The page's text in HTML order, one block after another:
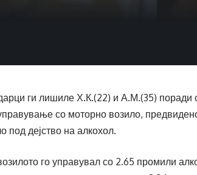
ги лишиле Х.К.(22) и А.М.(35) поради
со моторно возило,
под дејство на алкохол.
го управувал со 2.65 промили